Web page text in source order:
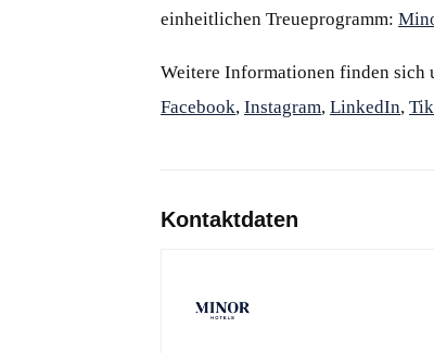
einheitlichen Treueprogramm:
Weitere Informationen finden sich
Facebook, Instagram, LinkedIn,
Kontaktdaten